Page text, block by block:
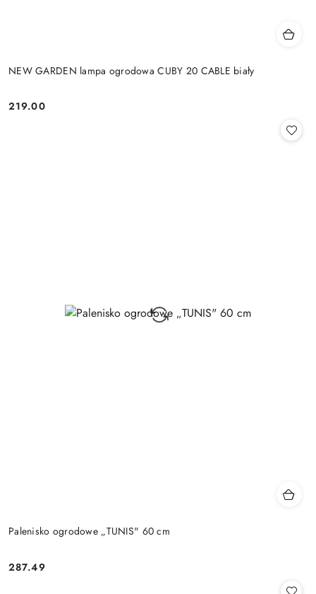
NEW GARDEN lampa ogrodowa CUBY 20 CABLE biały
Cena:
219.00
Palenisko ogrodowe „TUNIS" 60 cm
Cena:
287.49